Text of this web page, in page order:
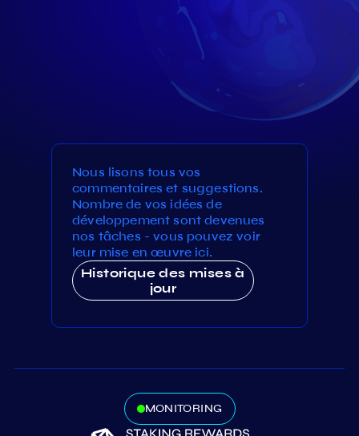
Nous lisons tous vos
commentaires et suggestions.
Nombre de vos idées de
développement sont devenues
nos tâches - vous pouvez voir
leur mise en œuvre ici.
Historique des mises à
jour
MONITORING